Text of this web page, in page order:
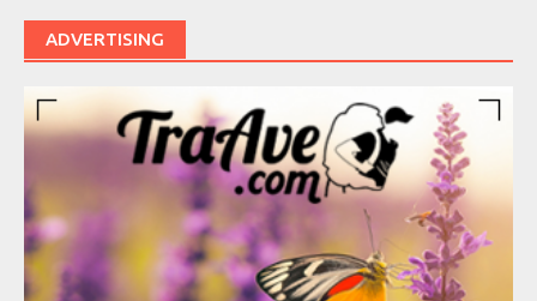
ADVERTISING